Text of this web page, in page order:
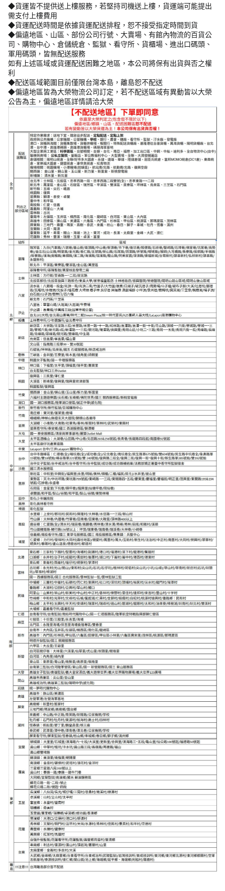
◆貨運皆不提供送上樓服務，若堅持司機送上樓，貨運端可能提出
需支付上樓費用
◆貨運配送時間是依據貨運配送排程，恕不接受指定時間到貨
◆偏遠地區、山區、部份公司行號、大賣場、有館內物流的百貨公
司、購物中心、倉儲統倉、監獄、看守所、貨櫃場、進出口碼頭、
軍用碼頭，皆無配送服務
如有上述區域或貨運配送困難之地區，本公司將保有出貨與否之權
利
◆配送區域範圍目前僅限台灣本島，離島恕不配送
◆偏遠地區皆為大榮物流公司訂定，若不配送區域有異動皆以大榮
公告為主，偏遠地區詳情請洽大榮